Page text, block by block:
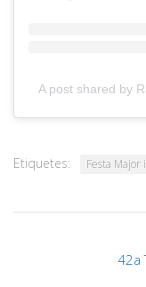
A post shared by
Etiquetes: Festa Major
42a